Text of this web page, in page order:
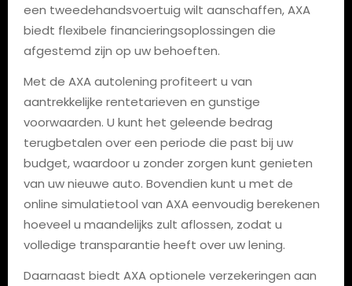
een tweedehandsvoertuig wilt aanschaffen, AXA
biedt flexibele financieringsoplossingen die
afgestemd zijn op uw behoeften.
Met de AXA autolening profiteert u van
aantrekkelijke rentetarieven en gunstige
voorwaarden. U kunt het geleende bedrag
terugbetalen over een periode die past bij uw
budget, waardoor u zonder zorgen kunt genieten
van uw nieuwe auto. Bovendien kunt u met de
online simulatietool van AXA eenvoudig berekenen
hoeveel u maandelijks zult aflossen, zodat u
volledige transparantie heeft over uw lening.
Daarnaast biedt AXA optionele verzekeringen aan